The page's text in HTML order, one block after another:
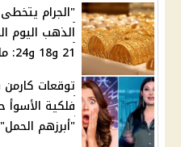
21 و18 و24: ماذا يحدث في محلات الصاغة؟
"أبرزهم الحمل"